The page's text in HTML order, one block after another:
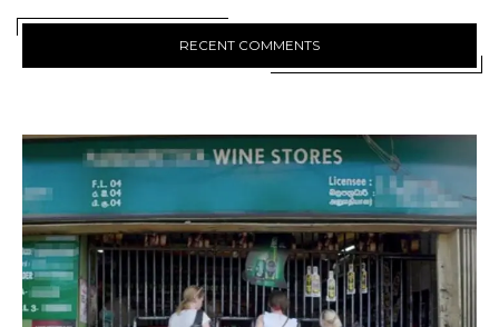
RECENT COMMENTS